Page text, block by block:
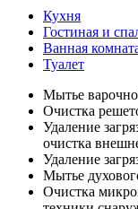
Кухня
Гостиная и
Ванная
Туалет
Мытье
Очистка
Удаление
очистка
Удаление
Мытье
Очистка